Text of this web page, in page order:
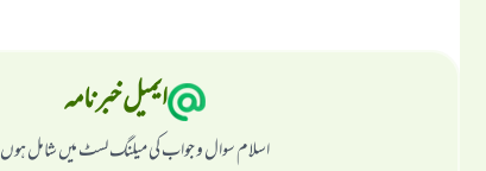
ایمیل خبرنامہ
اسلام سوال و جواب کی میلنگ لسٹ میں شامل ہوں